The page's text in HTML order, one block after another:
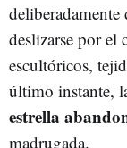
deliberadamente
deslizarse por el
escultóricos,
último instante,
estrella
madrugada.